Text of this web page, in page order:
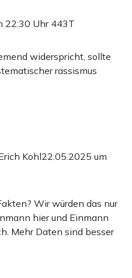
22:30 Uhr 443T
widerspricht, sollte
rassismus
Kohl22.05.2025 um
Wir würden das nur
hier und Einmann
Mehr Daten sind besser